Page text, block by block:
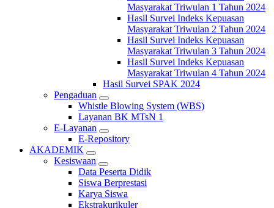
Masyarakat Triwulan 1 Tahun 2024
Hasil Survei Indeks Kepuasan
Masyarakat Triwulan 2 Tahun 2024
Hasil Survei Indeks Kepuasan
Masyarakat Triwulan 3 Tahun 2024
Hasil Survei Indeks Kepuasan
Masyarakat Triwulan 4 Tahun 2024
Hasil Survei SPAK 2024
Pengaduan
Whistle Blowing System (WBS)
Layanan BK MTsN 1
E-Layanan
E-Repository
AKADEMIK
Kesiswaan
Data Peserta Didik
Siswa Berprestasi
Karya Siswa
Ekstrakurikuler